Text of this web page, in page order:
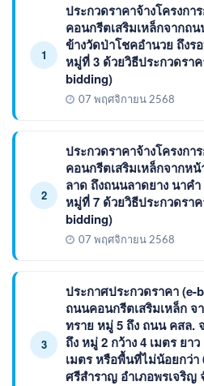
1
ประกวดราคาจ้างโครงกา
คอนกรีตเสริมเหล็กจากถ
ข้างวัดป่าโชคอำนวย ถึง
หมู่ที่ 3 ด้วยวิธีประกวดรา
bidding)
07 พฤศจิกายน 2568
2
ประกวดราคาจ้างโครงกา
คอนกรีตเสริมเหล็กจากห
ลาด ถึงถนนลาดยาง นาค
หมู่ที่ 7 ด้วยวิธีประกวดรา
bidding)
07 พฤศจิกายน 2568
3
ประกาศประกวดราคา (e-
ถนนคอนกรีตเสริมเหล็ก จ
ทราย หมู่ 5 ถึง ถนน คสล.
ถึง หมู่ 2 กว้าง 4 เมตร ยา
เมตร หรือพื้นที่ไม่น้อยกว่า
ศรีสำราญ อำเภอพรเจริญ